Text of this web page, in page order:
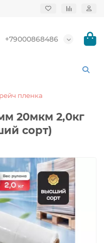
+79000868486
пленка
20мкм 2,0кг
сорт)